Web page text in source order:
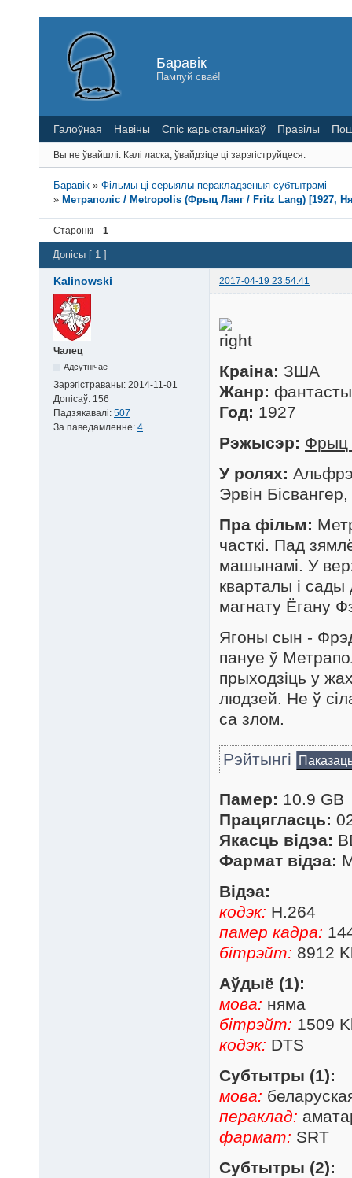
Баравік
Пампуй сваё!
Галоўная Навіны Спіс карыстальнікаў Правілы
Вы не ўвайшлі. Калі ласка, ўвайдзіце ці зарэгіструйцеся.
Баравік »Фільмы ці серыялы перакладзеныя субтытрамі
» Метраполіс / Metropolis (Фрыц Ланг / Fritz Lang) [1927,
Старонкі 1
Допісы [ 1 ]
Kalinowski 2017-04-19 23:54:41
Чалец
Адсутнічае
Зарэгістраваны: 2014-11-01
Допісаў: 156
Падзякавалі: 507
За паведамленне: 4
Краіна: ЗША
Жанр:
Год: 1927
Рэжысэр: Фрыц
У ролях:
Эрвін
Пра фільм:
часткі. Пад
машынамі. У
кварталы і
магнату Ёгану
Ягоны сын -
пануе ў
прыходзіць у
людзей. Не ў
са злом.
Рэйтынгі
Памер: 10.9 GB
Працягласць:
Якасць відэа:
Фармат відэа:
Відэа:
кодэк: H.264
памер кадра:
бітрэйт: 8912
Аўдыё (1):
мова: няма
бітрэйт: 1509
кодэк: DTS
Субтытры (1):
мова:
пераклад:
фармат: SRT
Субтытры (2):